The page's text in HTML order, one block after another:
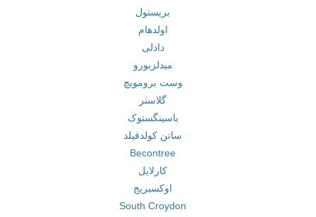
بریستول
اولدهام
دادلی
میدلزبورو
وست برومویچ
گلاستر
باسینگستوک
ساتن کولدفیلد
Becontree
کارلایل
اوکسبریج
South Croydon